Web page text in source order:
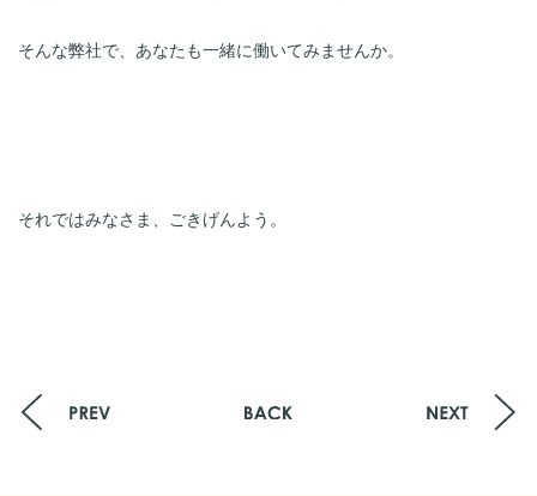
そんな弊社で、あなたも一緒に働いてみませんか。
それではみなさま、ごきげんよう。